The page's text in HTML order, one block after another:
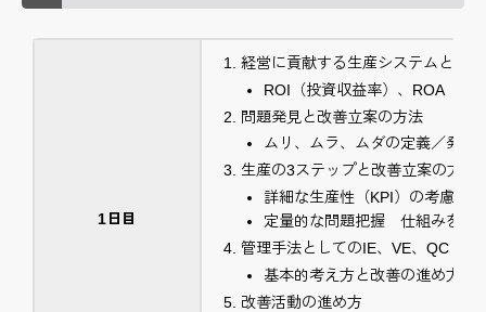
1日目
経営に貢献する生産システムとは
ROI（投資収益率）、ROA（資
問題発見と改善立案の方法
ムリ、ムラ、ムダの定義／発見
生産の3ステップと改善立案の方法
詳細な生産性（KPI）の考慮
定量的な問題把握 仕組みを用
管理手法としてのIE、VE、QC
基本的考え方と改善の進め方
改善活動の進め方